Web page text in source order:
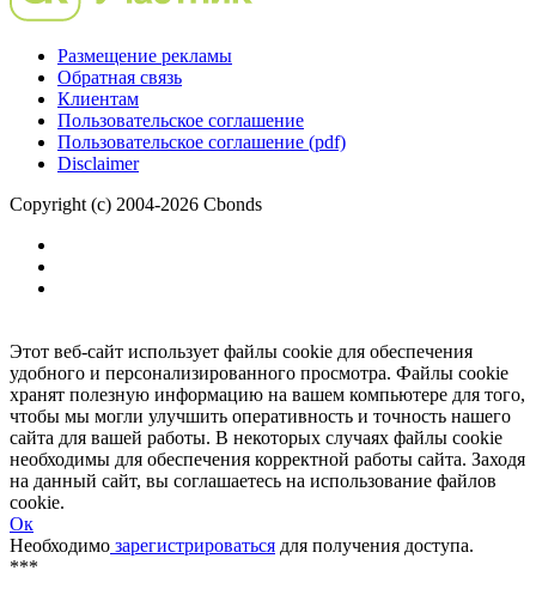
Размещение рекламы
Обратная связь
Пользовательское соглашение
Copyright (c) 2004-2026 Cbonds
Этот веб-сайт использует файлы cookie для обеспечения
удобного и персонализированного просмотра. Файлы cookie
хранят полезную информацию на вашем компьютере для того,
чтобы мы могли улучшить оперативность и точность нашего
сайта для вашей работы. В некоторых случаях файлы cookie
необходимы для обеспечения корректной работы сайта. Заходя
на данный сайт, вы соглашаетесь на использование файлов